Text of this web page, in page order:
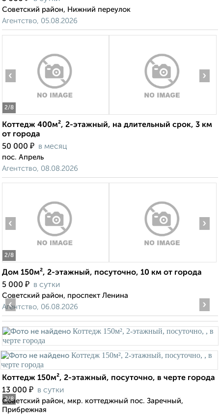
Советский район, Нижний переулок
Агентство, 05.08.2026
2/8
‹ ›
Коттедж 400м², 2-этажный, на длительный срок, 3 км
от города
50 000 ₽ в месяц
пос. Апрель
Агентство, 08.08.2026
2/8
‹ ›
Дом 150м², 2-этажный, посуточно, 10 км от города
5 000 ₽ в сутки
Советский район, проспект Ленина
Агентство, 06.08.2026
2/8
‹ ›
Коттедж 150м², 2-этажный, посуточно, в черте города
13 000 ₽ в сутки
Советский район, мкр. коттеджный пос. Заречный,
Прибрежная